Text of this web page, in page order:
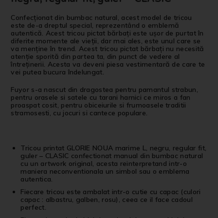
Confecționat din bumbac natural, acest model de tricou
este de-a dreptul special, reprezentând o emblemă
autentică. Acest tricou pictat bărbați este ușor de purtat în
diferite momente ale vieții, dar mai ales, este unul care se
va menține în trend. Acest tricou pictat bărbați nu necesită
atenție sporită din partea ta, din punct de vedere al
întreținerii. Acesta va deveni piesa vestimentară de care te
vei putea bucura îndelungat.
Fuyor s-a nascut din dragostea pentru pamantul strabun,
pentru orasele si satele cu tarani harnici ce miros a fan
proaspat cosit, pentru obiceiurile si frumoasele traditii
stramosesti, cu jocuri si cantece populare.
Tricou printat GLORIE NOUA marime L, negru, regular fit,
guler – CLASIC confectionat manual din bumbac natural
cu un artwork original, acesta reinterpretand intr-o
maniera neconventionala un simbol sau o emblema
autentica.
Fiecare tricou este ambalat intr-o cutie cu capac (culori
capac : albastru, galben, rosu), ceea ce il face cadoul
perfect.